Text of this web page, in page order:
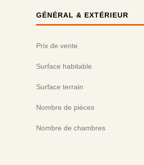
GÉNÉRAL & EXTÉRIEUR
Prix de vente
Surface habitable
Surface terrain
Nombre de pièces
Nombre de chambres